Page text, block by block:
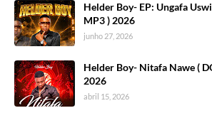
Helder Boy- EP: Ungafa
MP3 ) 2026
junho 27, 2026
Helder Boy- Nitafa Nawe (
2026
abril 15, 2026